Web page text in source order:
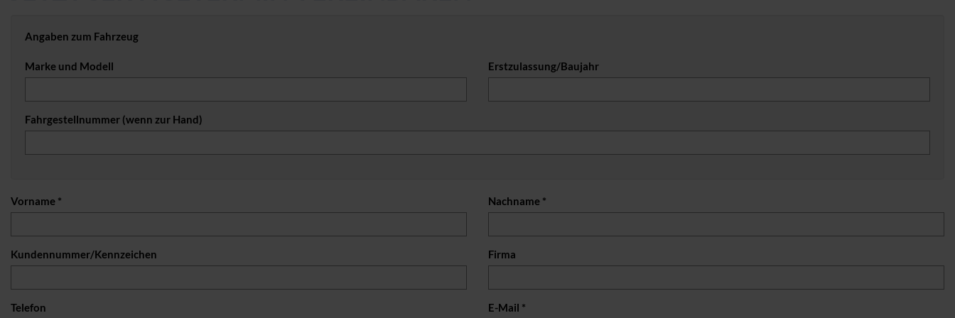
Angaben zum Fahrzeug
Marke und Modell Erstzulassung/Baujahr
Fahrgestellnummer (wenn zur Hand)
Vorname * Nachname *
Kundennummer/Kennzeichen Firma
Telefon E-Mail *